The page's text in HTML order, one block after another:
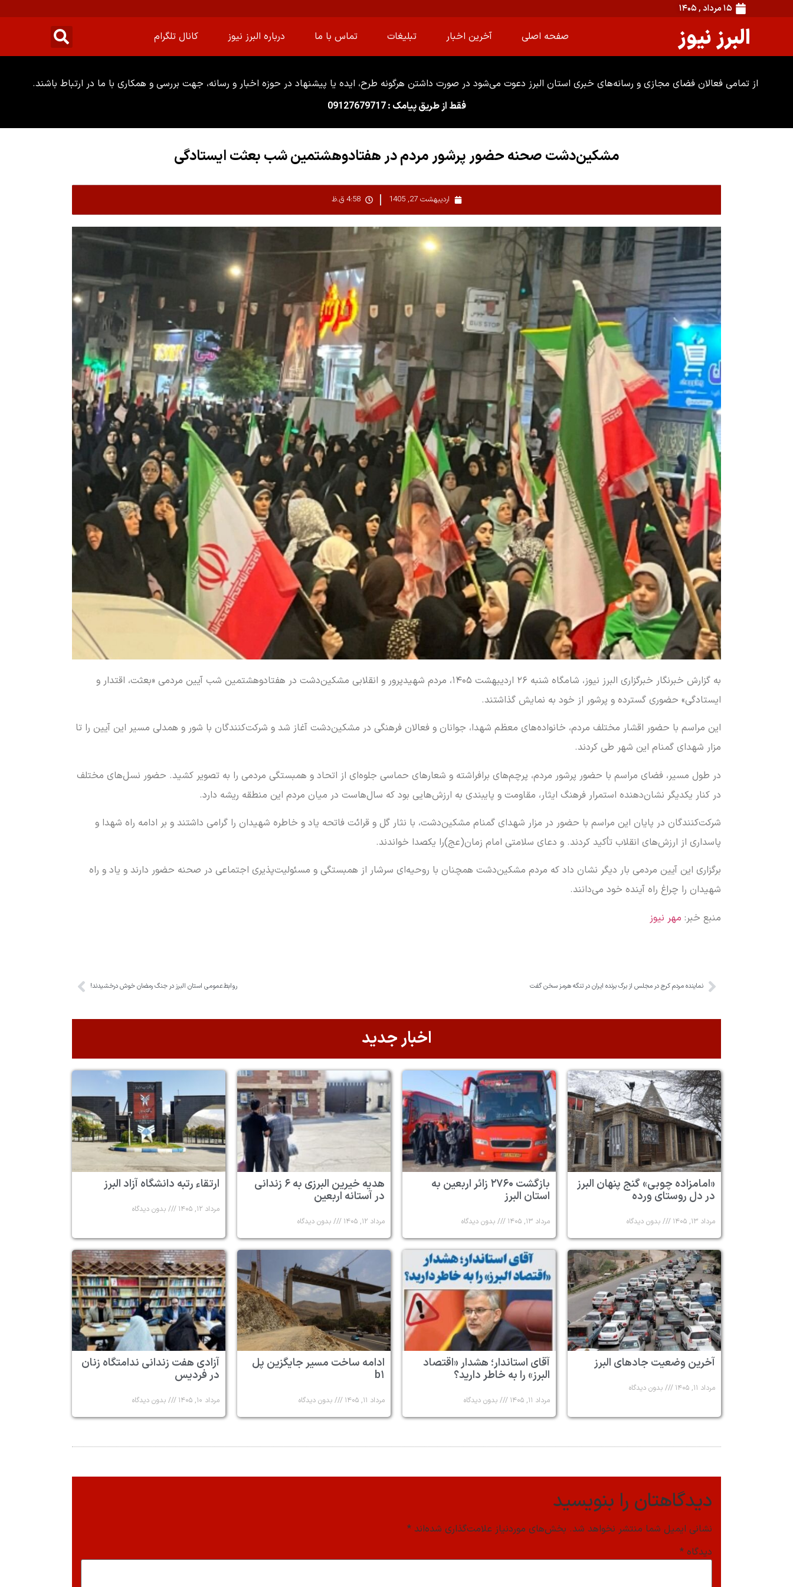
۱۵ مرداد , ۱۴۰۵
البرز نیوز صفحه اصلی آخرین اخبار تبلیغات تماس با ما درباره البرز نیوز کانال تلگرام
از تمامی فعالان فضای مجازی و رسانه‌های خبری استان البرز دعوت می‌شود در صورت داشتن هرگونه طرح، ایده یا پیشنهاد در حوزه اخبار و رسانه، جهت بررسی و همکاری با ما در ارتباط باشند.
فقط از طریق پیامک : 09127679717
مشکین‌دشت صحنه حضور پرشور مردم در هفتادوهشتمین شب بعثت ایستادگی
اردیبهشت 27, 1405 4:58 ق.ظ
به گزارش خبرنگار خبرگزاری البرز نیوز، شامگاه شنبه ۲۶ اردیبهشت ۱۴۰۵، مردم شهیدپرور و انقلابی مشکین‌دشت در هفتادوهشتمین شب آیین مردمی «بعثت، اقتدار و
ایستادگی» حضوری گسترده و پرشور از خود به نمایش گذاشتند.
این مراسم با حضور اقشار مختلف مردم، خانواده‌های معظم شهدا، جوانان و فعالان فرهنگی در مشکین‌دشت آغاز شد و شرکت‌کنندگان با شور و همدلی مسیر این آیین را تا
مزار شهدای گمنام این شهر طی کردند.
در طول مسیر، فضای مراسم با حضور پرشور مردم، پرچم‌های برافراشته و شعارهای حماسی جلوه‌ای از اتحاد و همبستگی مردمی را به تصویر کشید. حضور نسل‌های مختلف
در کنار یکدیگر نشان‌دهنده استمرار فرهنگ ایثار، مقاومت و پایبندی به ارزش‌هایی بود که سال‌هاست در میان مردم این منطقه ریشه دارد.
شرکت‌کنندگان در پایان این مراسم با حضور در مزار شهدای گمنام مشکین‌دشت، با نثار گل و قرائت فاتحه یاد و خاطره شهیدان را گرامی داشتند و بر ادامه راه شهدا و
پاسداری از ارزش‌های انقلاب تأکید کردند. و دعای سلامتی امام زمان(عج)را یکصدا خواندند.
برگزاری این آیین مردمی بار دیگر نشان داد که مردم مشکین‌دشت همچنان با روحیه‌ای سرشار از همبستگی و مسئولیت‌پذیری اجتماعی در صحنه حضور دارند و یاد و راه
شهیدان را چراغ راه آینده خود می‌دانند.
منبع خبر: مهر نیوز
نماینده مردم کرج در مجلس از برگ برنده ایران در تنگه هرمز سخن گفت روابط‌عمومی استان البرز در جنگ رمضان خوش درخشیدند!
اخبار جدید
«امامزاده چوبی» گنج پنهان البرز
در دل روستای ورده
مرداد ۱۳, ۱۴۰۵ بدون دیدگاه
بازگشت ۲۷۶۰ زائر اربعین به
استان البرز
مرداد ۱۳, ۱۴۰۵ بدون دیدگاه
هدیه خیرین البرزی به ۶ زندانی
در آستانه اربعین
مرداد ۱۲, ۱۴۰۵ بدون دیدگاه
ارتقاء رتبه دانشگاه آزاد البرز
مرداد ۱۲, ۱۴۰۵ بدون دیدگاه
آخرین وضعیت جادهای البرز
مرداد ۱۱, ۱۴۰۵ بدون دیدگاه
آقای استاندار؛ هشدار «اقتصاد
البرز» را به خاطر دارید؟
مرداد ۱۱, ۱۴۰۵ بدون دیدگاه
ادامه ساخت مسیر جایگزین پل
b۱
مرداد ۱۱, ۱۴۰۵ بدون دیدگاه
آزادی هفت زندانی ندامتگاه زنان
در فردیس
مرداد ۱۰, ۱۴۰۵ بدون دیدگاه
دیدگاهتان را بنویسید
نشانی ایمیل شما منتشر نخواهد شد. بخش‌های موردنیاز علامت‌گذاری شده‌اند *
دیدگاه *